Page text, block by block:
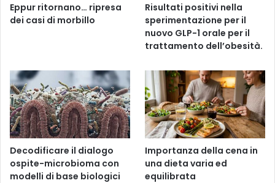
Eppur ritornano… ripresa
dei casi di morbillo
Risultati positivi nella
sperimentazione per il
nuovo GLP-1 orale per il
trattamento dell’obesità.
Decodificare il dialogo
ospite-microbioma con
modelli di base biologici
Importanza della cena in
una dieta varia ed
equilibrata